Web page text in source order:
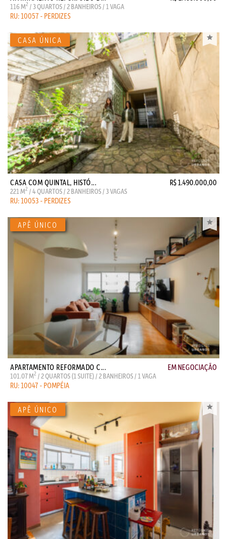
116 M2 / 3 QUARTOS / 2 BANHEIROS / 1 VAGA
RU: 10057 - PERDIZES
CASA COM QUINTAL, HISTÓ... R$ 1.490.000,00
221 M2 / 4 QUARTOS / 2 BANHEIROS / 3 VAGAS
RU: 10053 - PERDIZES
APARTAMENTO REFORMADO C... EM NEGOCIAÇÃO
101.07 M2 / 2 QUARTOS (1 SUITE) / 2 BANHEIROS / 1 VAGA
RU: 10047 - POMPÉIA